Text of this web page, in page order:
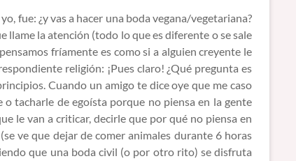
fue: ¿y vas a hacer una boda vegana/vegetariana?
llame la atención (todo lo que es diferente o se sale
fríamente es como si a alguien creyente le
religión: ¡Pues claro! ¿Qué pregunta es
Cuando un amigo te dice oye que me caso
tacharle de egoísta porque no piensa en la gente
le van a criticar, decirle que por qué no piensa en
ve que dejar de comer animales durante 6 horas
que una boda civil (o por otro rito) se disfruta